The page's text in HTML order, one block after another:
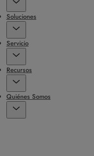
Soluciones
Servicio
Recursos
Quiénes Somos